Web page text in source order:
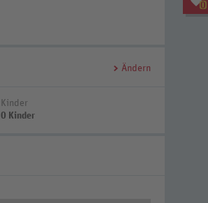
0
Ändern
Kinder
0 Kinder